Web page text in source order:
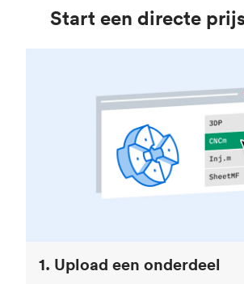
Start een directe
1. Upload een onderdeel